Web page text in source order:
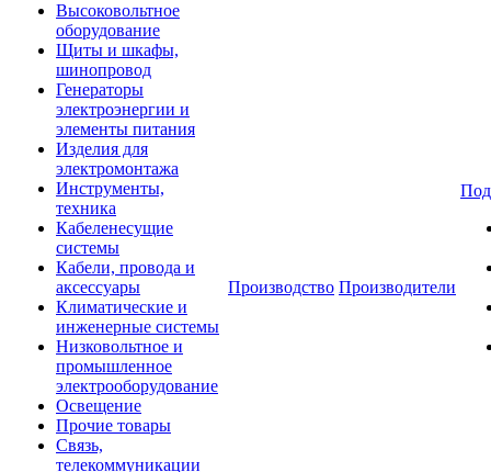
Высоковольтное
оборудование
Щиты и шкафы,
шинопровод
Генераторы
электроэнергии и
элементы питания
Изделия для
электромонтажа
Инструменты,
техника
Кабеленесущие
системы
Кабели, провода и
аксессуары
Климатические и
инженерные системы
Низковольтное и
промышленное
электрооборудование
Освещение
Прочие товары
Связь,
телекоммуникации
Производство Производители